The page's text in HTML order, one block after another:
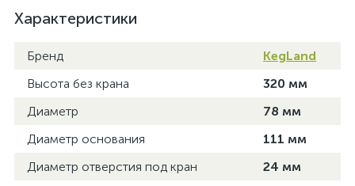
Характеристики
Бренд
KegLand
Высота без крана
320 мм
Диаметр
78 мм
Диаметр основания
111 мм
Диаметр отверстия под кран
24 мм